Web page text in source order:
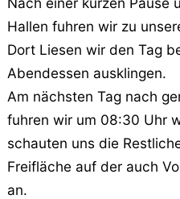
Hallen fuhren wir zu
Dort Liesen wir den Tag
Abendessen ausklingen.
Am nächsten Tag nach
fuhren wir um 08:30 Uhr
schauten uns die
Freifläche auf der auch
an.